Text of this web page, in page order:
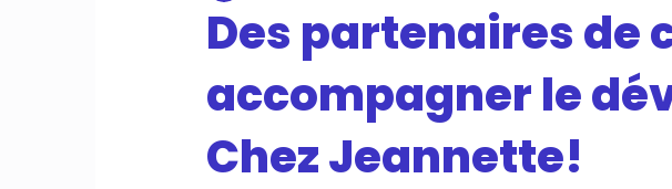
Des partenaires de
accompagner le
Chez Jeannette!